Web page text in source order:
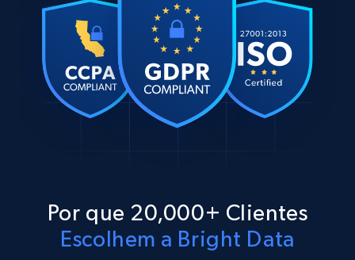
Por que 20,000+ Clientes
Escolhem a Bright Data